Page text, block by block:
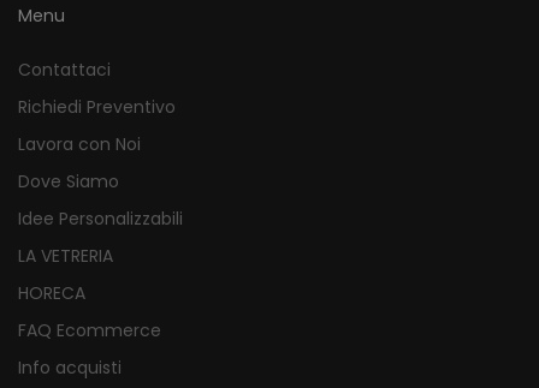
Menu
Contattaci
Richiedi Preventivo
Lavora con Noi
Dove Siamo
Idee Personalizzabili
LA VETRERIA
HORECA
FAQ Ecommerce
Info acquisti